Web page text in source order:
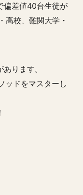
偏差値40台生徒が
高校、難関大学・
あります。
ッドをマスターし